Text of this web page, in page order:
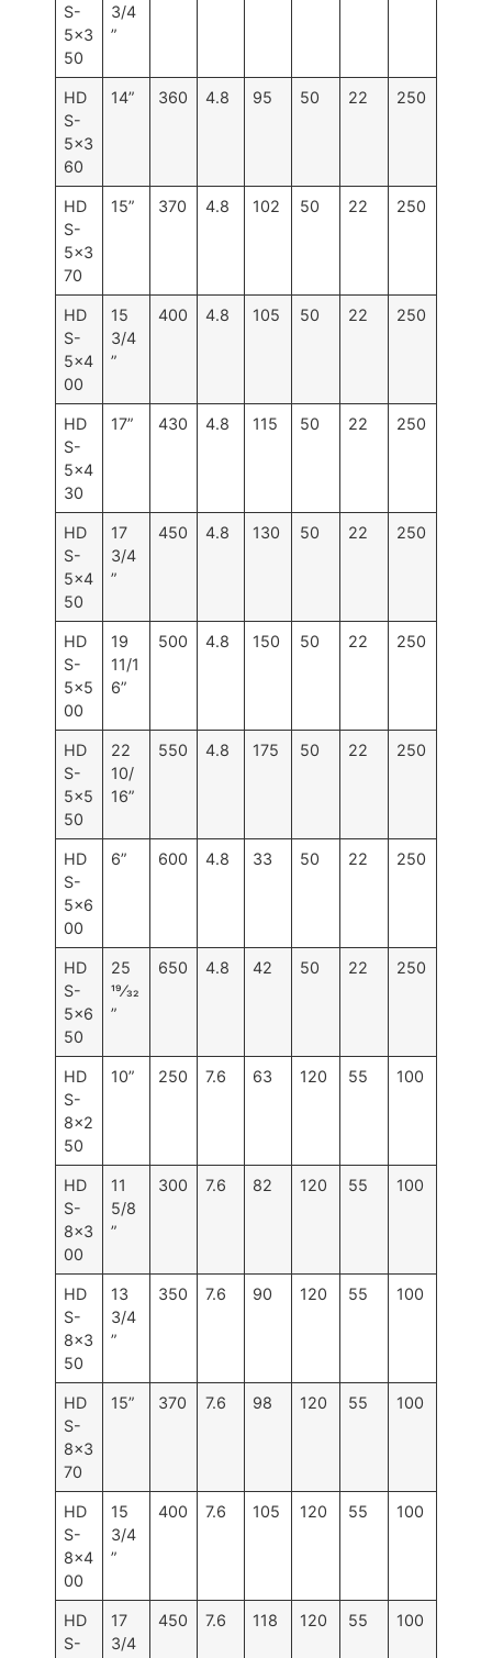
S-
5×3
50
3/4
”
HD
S-
5×3
60
14” 360 4.8 95 50 22 250
HD
S-
5×3
70
15” 370 4.8 102 50 22 250
HD
S-
5×4
00
15
3/4
”
400 4.8 105 50 22 250
HD
S-
5×4
30
17” 430 4.8 115 50 22 250
HD
S-
5×4
50
17
3/4
”
450 4.8 130 50 22 250
HD
S-
5×5
00
19
11/1
6”
500 4.8 150 50 22 250
HD
S-
5×5
50
22
10/
16”
550 4.8 175 50 22 250
HD
S-
5×6
00
6” 600 4.8 33 50 22 250
HD
S-
5×6
50
25
19⁄32
”
650 4.8 42 50 22 250
HD
S-
8×2
50
10” 250 7.6 63 120 55 100
HD
S-
8×3
00
11
5/8
”
300 7.6 82 120 55 100
HD
S-
8×3
50
13
3/4
”
350 7.6 90 120 55 100
HD
S-
8×3
70
15” 370 7.6 98 120 55 100
HD
S-
8×4
00
15
3/4
”
400 7.6 105 120 55 100
HD
S-
17
3/4
450 7.6 118 120 55 100